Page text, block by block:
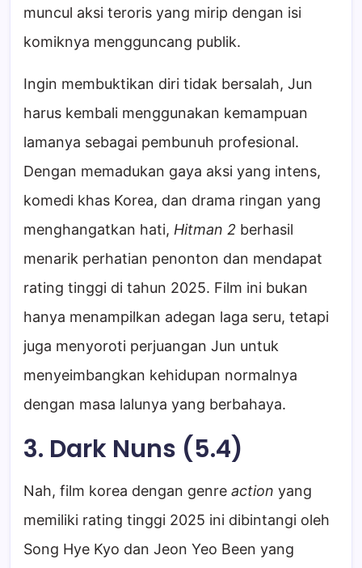
muncul aksi teroris yang mirip dengan isi
komiknya mengguncang publik.
Ingin membuktikan diri tidak bersalah, Jun
harus kembali menggunakan kemampuan
lamanya sebagai pembunuh profesional.
Dengan memadukan gaya aksi yang intens,
komedi khas Korea, dan drama ringan yang
menghangatkan hati, Hitman 2 berhasil
menarik perhatian penonton dan mendapat
rating tinggi di tahun 2025. Film ini bukan
hanya menampilkan adegan laga seru, tetapi
juga menyoroti perjuangan Jun untuk
menyeimbangkan kehidupan normalnya
dengan masa lalunya yang berbahaya.
3. Dark Nuns (5.4)
Nah, film korea dengan genre action yang
memiliki rating tinggi 2025 ini dibintangi oleh
Song Hye Kyo dan Jeon Yeo Been yang